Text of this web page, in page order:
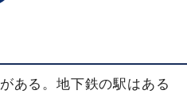
ある。地下鉄の駅はある